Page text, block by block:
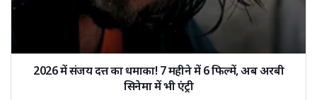
2026 में संजय दत्त का धमाका! 7 महीने में 6 फिल्में, अब अरबी
सिनेमा में भी एंट्री